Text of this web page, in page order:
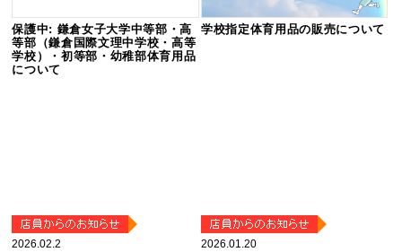
保護中: 鎌倉女子大学中等部・高
等部（鎌倉国際文理中学校・高等
学校）・初等部・幼稚部体育用品
について
学校指定体育用品の販売について
2026.02.2 2026.01.20